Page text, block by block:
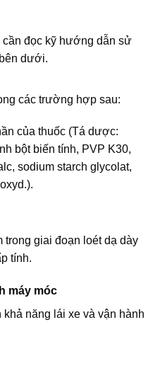
đọc kỹ hướng dẫn sử
dưới.
các trường hợp sau:
của thuốc (Tá dược:
bột biến tính, PVP K30,
sodium starch glycolat,
trong giai đoạn loét dạ dày
tính.
máy móc
năng lái xe và vận hành